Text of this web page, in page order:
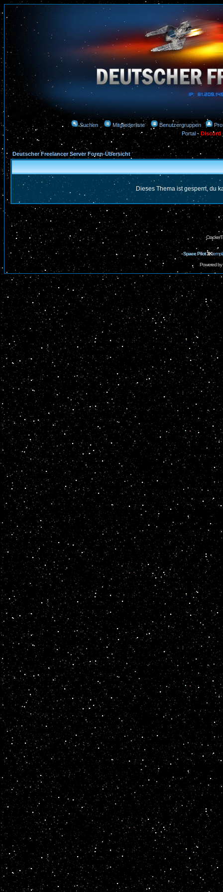
Suchen Mitgliederliste Benutzergruppen
Portal-Discord
Deutscher Freelancer Server Foren-Übersicht
Dieses Thema ist gesperrt, du
Space Pilot3K
Powered by